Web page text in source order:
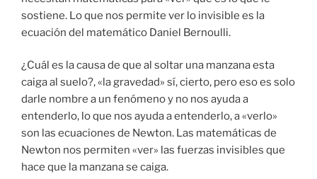
sostiene. Lo que nos permite ver lo invisible es la
ecuación del matemático Daniel Bernoulli.
¿Cuál es la causa de que al soltar una manzana esta
caiga al suelo?, «la gravedad» sí, cierto, pero eso es solo
darle nombre a un fenómeno y no nos ayuda a
entenderlo, lo que nos ayuda a entenderlo, a «verlo»
son las ecuaciones de Newton. Las matemáticas de
Newton nos permiten «ver» las fuerzas invisibles que
hace que la manzana se caiga.